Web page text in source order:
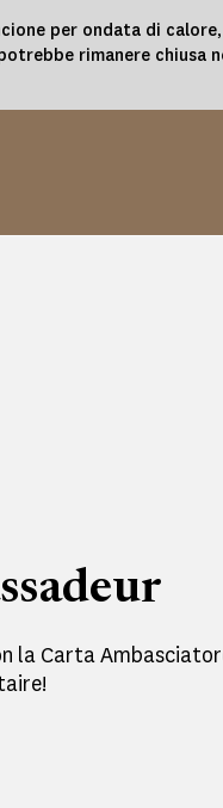
per ondata di
rimanere
la Carta